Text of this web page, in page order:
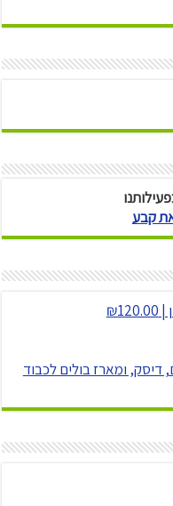
קבע
ומארז בולים לכבוד